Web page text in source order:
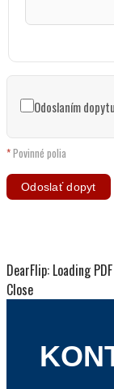
Odoslaním
*Povinné polia
DearFlip: Loading
Close